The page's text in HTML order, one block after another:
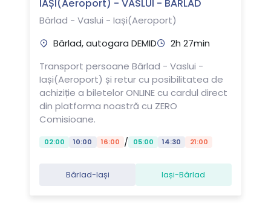
IAȘI(Aeroport) - VASLUI - BÂRLAD
Bârlad - Vaslui - Iași(Aeroport)
Bârlad, autogara DEMID
2h 27min
Transport persoane Bârlad - Vaslui -
Iași(Aeroport) și retur cu posibilitatea de
achiziție a biletelor ONLINE cu cardul direct
din platforma noastră cu ZERO
Comisioane.
02:00 10:00 16:00 / 05:00 14:30 21:00
Bârlad-Iași Iași-Bârlad